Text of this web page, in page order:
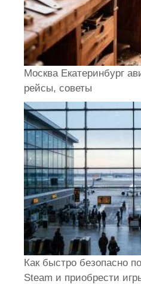
Москва Екатеринбург
рейсы, советы
Как быстро безопасно
Steam и приобрести